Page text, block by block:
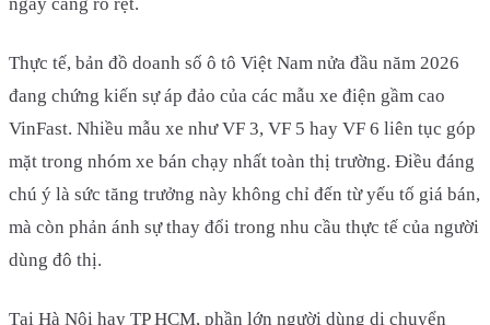
ngày càng rõ rệt.
Thực tế, bản đồ doanh số ô tô Việt Nam nửa đầu năm 2026
đang chứng kiến sự áp đảo của các mẫu xe điện gầm cao
VinFast. Nhiều mẫu xe như VF 3, VF 5 hay VF 6 liên tục góp
mặt trong nhóm xe bán chạy nhất toàn thị trường. Điều đáng
chú ý là sức tăng trưởng này không chỉ đến từ yếu tố giá bán,
mà còn phản ánh sự thay đổi trong nhu cầu thực tế của người
dùng đô thị.
Tại Hà Nội hay TP HCM, phần lớn người dùng di chuyển